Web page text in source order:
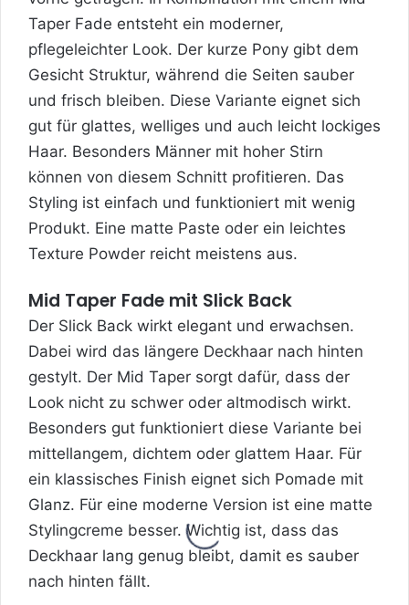
Taper Fade entsteht ein moderner,
pflegeleichter Look. Der kurze Pony gibt dem
Gesicht Struktur, während die Seiten sauber
und frisch bleiben. Diese Variante eignet sich
gut für glattes, welliges und auch leicht lockiges
Haar. Besonders Männer mit hoher Stirn
können von diesem Schnitt profitieren. Das
Styling ist einfach und funktioniert mit wenig
Produkt. Eine matte Paste oder ein leichtes
Texture Powder reicht meistens aus.
Mid Taper Fade mit Slick Back
Der Slick Back wirkt elegant und erwachsen.
Dabei wird das längere Deckhaar nach hinten
gestylt. Der Mid Taper sorgt dafür, dass der
Look nicht zu schwer oder altmodisch wirkt.
Besonders gut funktioniert diese Variante bei
mittellangem, dichtem oder glattem Haar. Für
ein klassisches Finish eignet sich Pomade mit
Glanz. Für eine moderne Version ist eine matte
Stylingcreme besser. Wichtig ist, dass das
Deckhaar lang genug bleibt, damit es sauber
nach hinten fällt.